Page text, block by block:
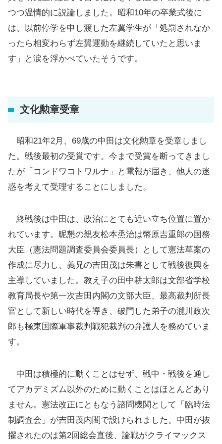
つつ温情的に説論しました。昭和10年の卒業式後に
は、以前停学を申し渡した左翼学生が「処罰されなか
ったら相変わらず左翼運動を継続していたと思いま
す」と涙を浮かべていたそうです。
文化勲章受章
昭和21年2月、69歳の中田は文化勲章を受章しまし
た。戦後最初の受賞です。今まで受賞を断ってきまし
たが「コンドワコトワルナ」と電報が届き、他人の迷
惑を考えて受理することにしました。
終戦後は中田は、政治にとても近い立ち位置に置か
れています。昵懇の親友松本烝治は幣原吉重郎の国務
大臣（憲法問題調査委員会委員長）として憲法草案の
作成に尽力し、義兄の吉田茂は朱書として戦後復興を
主導していました。教え子の田中耕太郎は文部省学校
教育局長や第一次吉田内閣の文部大臣、最高裁判所長
官として新しい時代を導き、破門した弟子の瀧川政次
郎も極東国際軍事裁判戦犯裁判の弁護人を務めていま
す。
中田は積極的に動くことはせず、戦中・戦後を通し
てアカデミズム以外のために動くことはほとんどあり
ません。憲法改正にともなう諮問機関として「臨時法
制調査会」が吉田茂内閣で設けられました。中田が抜
擢されたのは第2回総会直後、論戦がクライマックス